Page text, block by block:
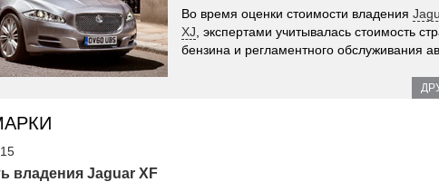
Во время оценки стоимости владения
XJ , экспертами учитывалась стоимость
бензина и регламентного обслуживания
владения Jaguar XF